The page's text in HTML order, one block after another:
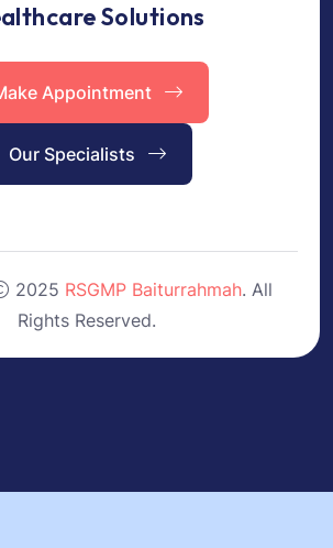
Solutions
Appointment
Our Specialists
2025 RSGMP Baiturrahmah. All
Rights Reserved.